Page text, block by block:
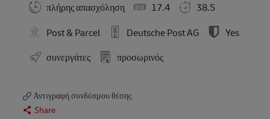
πλήρης απασχόληση
17.4
38.5
Post & Parcel
Deutsche Post AG
Yes
συνεργάτες
προσωρινός
Αντιγραφή συνδέσμου θέσης
Share